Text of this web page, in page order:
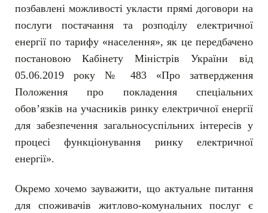
позбавлені можливості укласти прямі договори на
послуги постачання та розподілу електричної
енергії по тарифу «населення», як це передбачено
постановою Кабінету Міністрів України від
05.06.2019 року № 483 «Про затвердження
Положення про покладення спеціальних
обов’язків на учасників ринку електричної енергії
для забезпечення загальносуспільних інтересів у
процесі функціонування ринку електричної
енергії».
Окремо хочемо зауважити, що актуальне питання
для споживачів житлово-комунальних послуг є